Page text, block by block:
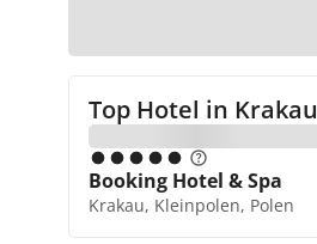
Top Hotel in Krakau
Booking Hotel & Spa
Krakau, Kleinpolen, Polen